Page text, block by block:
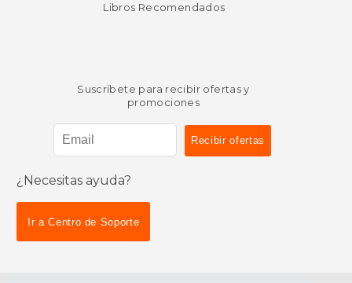
Libros Recomendados
Suscríbete para recibir ofertas y
promociones
¿Necesitas ayuda?
Ir a Centro de Soporte